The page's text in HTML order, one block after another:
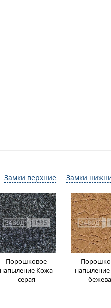
Замки верхние Замки
Порошковое
напыление Кожа
серая